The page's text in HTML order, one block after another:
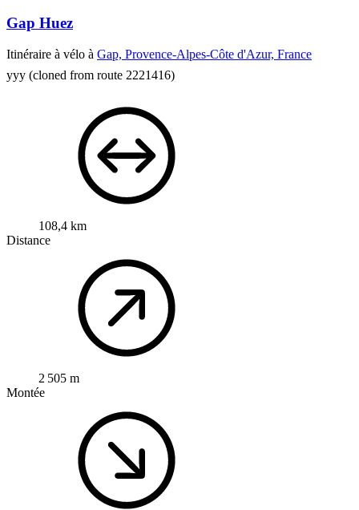
Gap Huez
Itinéraire à vélo à Gap, Provence-Alpes-Côte d'Azur, France
yyy (cloned from route 2221416)
108,4 km
Distance
2 505 m
Montée